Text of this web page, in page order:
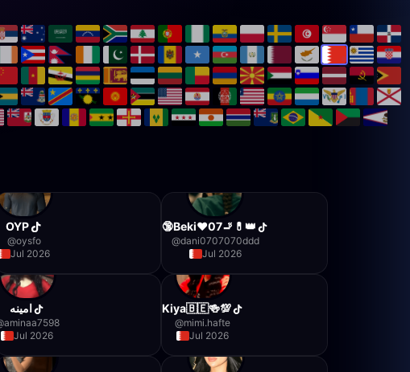
OYP
@oysfo
Jul 2026
🔞Beki❤07🚬💊👑
@dani0707070ddd
Jul 2026
امينه
aminaa7598
Jul 2026
Kiya🇧🇪🍻💯
@mimi.hafte
Jul 2026